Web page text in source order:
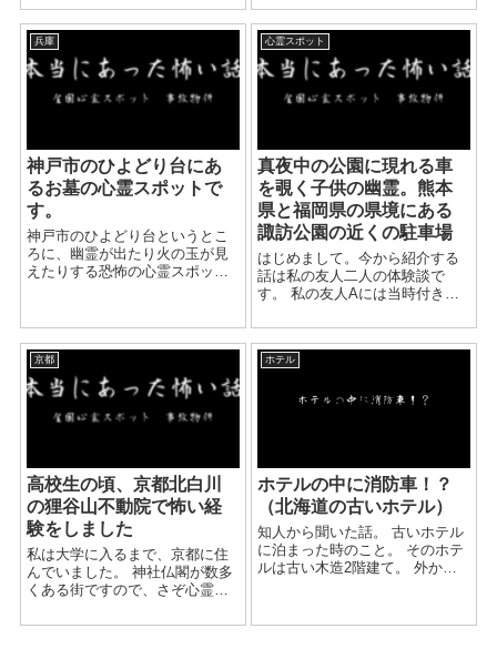
す。 森に入ると一時間程出てこ
れず森の中にはお墓ばかりと 何
とも言えない恐ろしい事、不思
議な事が起きるそうです...
草薙にあります。 周りからは
「新田さん家」や「新田邸」と
呼ばれているスポットです。 新
田邸では以前に一家心中...
兵庫
神戸市のひよどり台にあ
るお墓の心霊スポットで
す。
神戸市のひよどり台というとこ
ろに、幽霊が出たり火の玉が見
えたりする恐怖の心霊スポット
分で見に行ったりしたら霊がと
りつくとも言われています。 自
分の周りに不幸が起きたり自
分...
心霊スポット
真夜中の公園に現れる車
を覗く子供の幽霊。熊本
県と福岡県の県境にある
諏訪公園の近くの駐車場
はじめまして。今から紹介する
話は私の友人二人の体験談で
す。 私の友人Aには当時付き合
し、その男性は妻子持ちの方で
なかなか外では会えないという
事でいつも夜に友人の車でドラ
す。...
京都
高校生の頃、京都北白川
の狸谷山不動院で怖い経
験をしました
私は大学に入るまで、京都に住
んでいました。 神社仏閣が数多
くある街ですので、さぞ心霊現
と思う方もいるかとは思います
ホテル
ホテルの中に消防車！？
（北海道の古いホテル）
知人から聞いた話。 古いホテル
に泊まった時のこと。 そのホテ
ルは古い木造2階建て。 外から
りになっている。 室内は、シミ